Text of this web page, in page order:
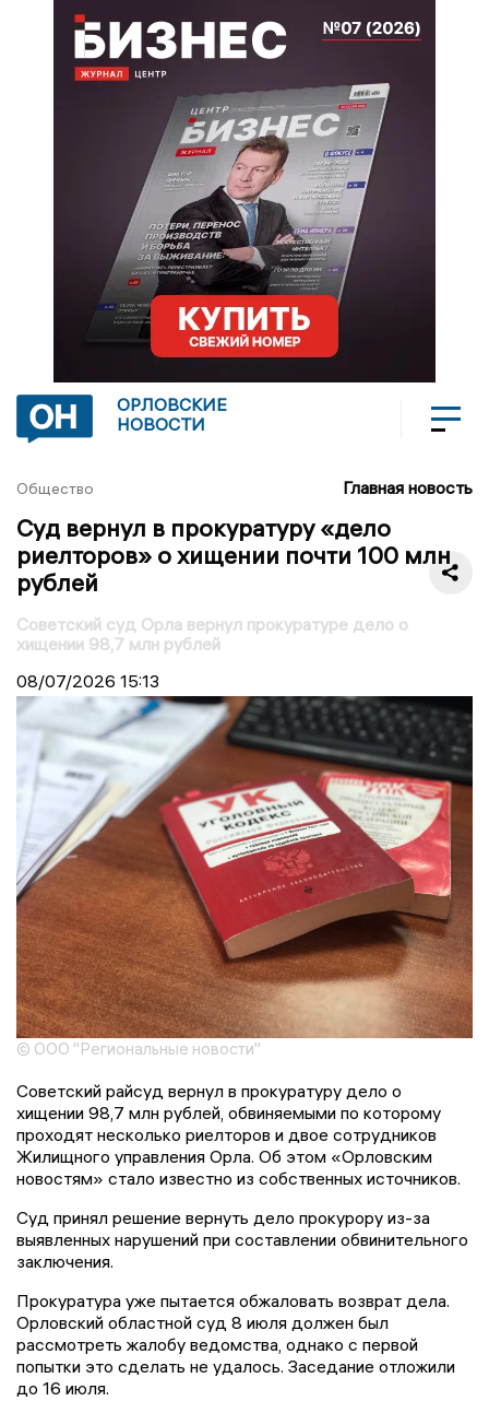
ОРЛОВСКИЕ
НОВОСТИ
Общество Главная новость
Суд вернул в прокуратуру «дело
риелторов» о хищении почти 100 млн
рублей
Советский суд Орла вернул прокуратуре дело о
хищении 98,7 млн рублей
08/07/2026 15:13
© ООО "Региональные новости"
Советский райсуд вернул в прокуратуру дело о
хищении 98,7 млн рублей, обвиняемыми по которому
проходят несколько риелторов и двое сотрудников
Жилищного управления Орла. Об этом «Орловским
новостям» стало известно из собственных источников.
Суд принял решение вернуть дело прокурору из-за
выявленных нарушений при составлении обвинительного
заключения.
Прокуратура уже пытается обжаловать возврат дела.
Орловский областной суд 8 июля должен был
рассмотреть жалобу ведомства, однако с первой
попытки это сделать не удалось. Заседание отложили
до 16 июля.